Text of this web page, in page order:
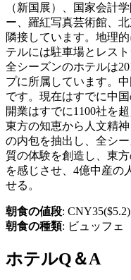
（新国展）、国家会計
ー、羅紅写真芸術館、
隣接しています。地理
テルには駐車場とレスト
全シーズンのホテルは
プに所属しています。
です。現在はすでに中
開業はすでに1100社を超
東方の知恵から人文精
の内包を抽出し、全シ
質の体験を創造し、東
を感じさせ、4億中産の
せる。
朝食の値段:
朝食の種類: ビュッフェ
ホテルQ＆A